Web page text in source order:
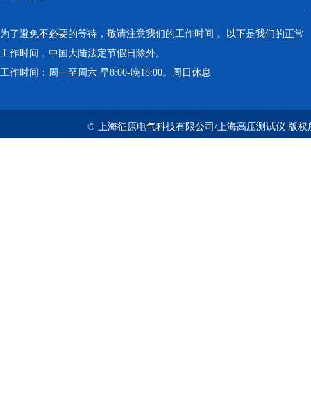
为了避免不必要的等待，敬请注意我们的工作时间 。以下是我们的正常
工作时间，中国大陆法定节假日除外。
工作时间：周一至周六 早8:00-晚18:00。周日休息
© 上海征原电气科技有限公司/上海高压测试仪 版权